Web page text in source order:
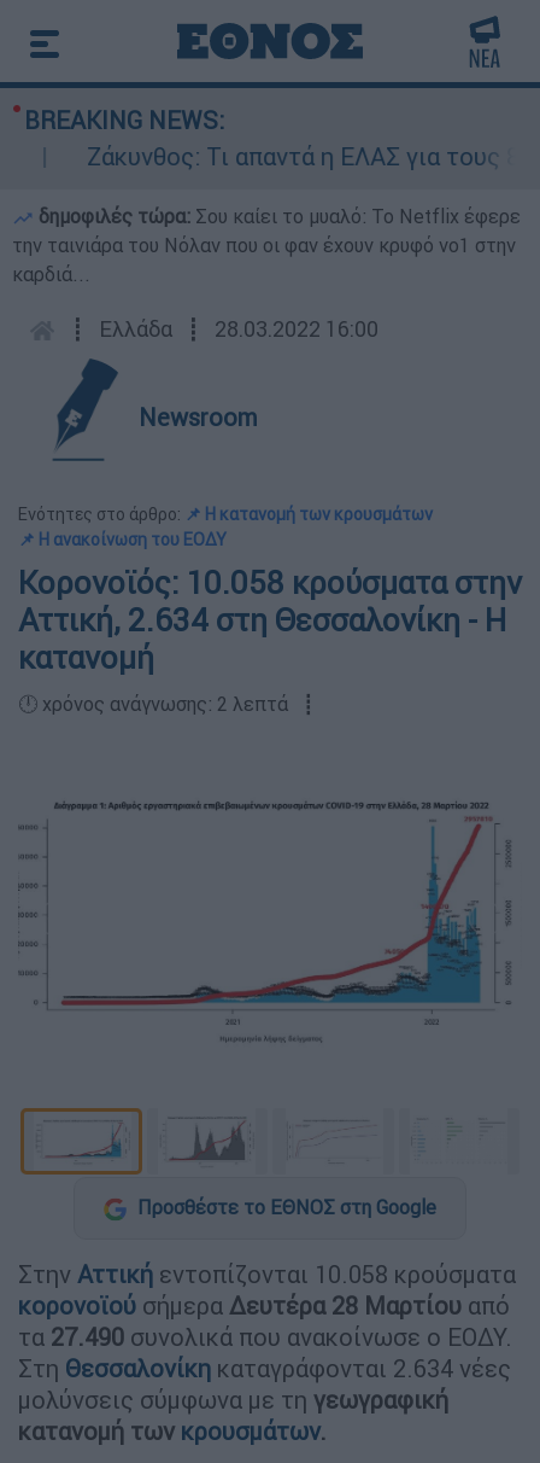
BREAKING NEWS:
Ζάκυνθος: Τι απαντά η ΕΛΑΣ για τους 8
δημοφιλές τώρα: Σου καίει το μυαλό: Το Netflix έφερε
την ταινιάρα του Νόλαν που οι φαν έχουν κρυφό νο1 στην
καρδιά...
┋ Ελλάδα ┋ 28.03.2022 16:00
Newsroom
Ενότητες στο άρθρο: 📌 Η κατανομή των κρουσμάτων
📌 H ανακοίνωση του ΕΟΔΥ
Κορονοϊός: 10.058 κρούσματα στην
Αττική, 2.634 στη Θεσσαλονίκη - Η
κατανομή
🕛 χρόνος ανάγνωσης: 2 λεπτά ┋
Προσθέστε το ΕΘΝΟΣ στη Google
Στην Αττική εντοπίζονται 10.058 κρούσματα
κορονοϊού σήμερα Δευτέρα 28 Μαρτίου από
τα 27.490 συνολικά που ανακοίνωσε ο ΕΟΔΥ.
Στη Θεσσαλονίκη καταγράφονται 2.634 νέες
μολύνσεις σύμφωνα με τη γεωγραφική
κατανομή των κρουσμάτων.